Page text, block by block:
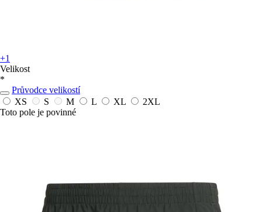
+1
Velikost
*
Průvodce velikostí
XS
S M L XL
2XL
Toto pole je povinné